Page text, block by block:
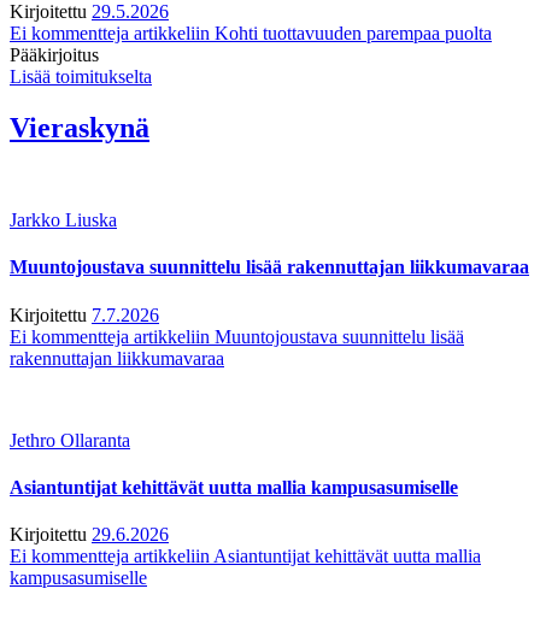
Kirjoitettu 29.5.2026
Ei kommentteja artikkeliin Kohti tuottavuuden parempaa puolta
Pääkirjoitus
Lisää toimitukselta
Vieraskynä
Jarkko Liuska
Muuntojoustava suunnittelu lisää rakennuttajan liikkumavaraa
Kirjoitettu 7.7.2026
Ei kommentteja artikkeliin Muuntojoustava suunnittelu lisää
rakennuttajan liikkumavaraa
Jethro Ollaranta
Asiantuntijat kehittävät uutta mallia kampusasumiselle
Kirjoitettu 29.6.2026
Ei kommentteja artikkeliin Asiantuntijat kehittävät uutta mallia
kampusasumiselle